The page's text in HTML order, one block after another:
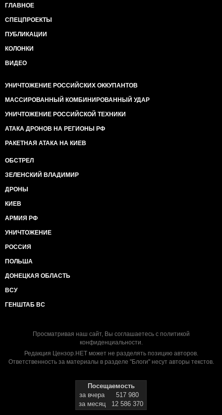
ГЛАВНОЕ
СПЕЦПРОЕКТЫ
ПУБЛИКАЦИИ
КОЛОНКИ
ВИДЕО
УНИЧТОЖЕНИЕ РОССИЙСКИХ ОККУПАНТОВ
МАССИРОВАННЫЙ КОМБИНИРОВАННЫЙ УДАР
УНИЧТОЖЕНИЕ РОССИЙСКОЙ ТЕХНИКИ
АТАКА ДРОНОВ НА РЕГИОНЫ РФ
РАКЕТНАЯ АТАКА НА КИЕВ
ОБСТРЕЛ
ЗЕЛЕНСКИЙ ВЛАДИМИР
ДРОНЫ
КИЕВ
АРМИЯ РФ
УНИЧТОЖЕНИЕ
РОССИЯ
ПОЛЬША
ДОНЕЦКАЯ ОБЛАСТЬ
ВСУ
ГЕНШТАБ ВС
Просматривая наш сайт, Вы соглашаетесь с политикой
конфиденциальности.
Редакция Цензор.НЕТ может не разделять позицию авторов.
Ответственность за материалы в разделе "Блоги" несут авторы текстов.
Посещаемость
за вчера
517 980
за месяц
12 586 370